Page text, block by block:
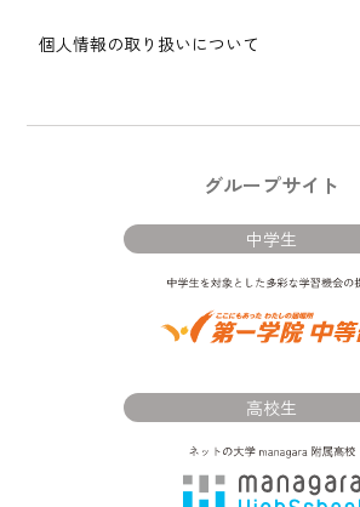
個人情報の取り扱いについて
グループサイト
中学生
高校生